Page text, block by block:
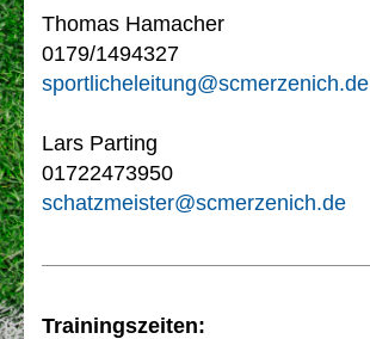
Thomas Hamacher
0179/1494327
sportlicheleitung@scmerzenich.de
Lars Parting
01722473950
schatzmeister@scmerzenich.de
Trainingszeiten: